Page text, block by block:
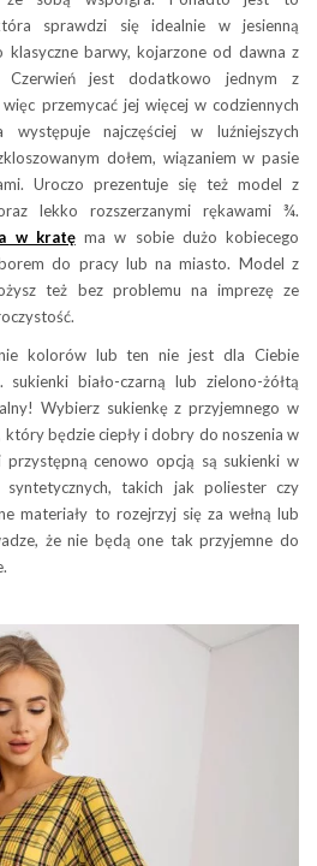
sprawdzi się idealnie w jesienną
klasyczne barwy, kojarzone od dawna z
Czerwień jest dodatkowo jednym z
przemycać jej więcej w codziennych
występuje najczęściej w luźniejszych
dołem, wiązaniem w pasie
Uroczo prezentuje się też model z
lekko rozszerzanymi rękawami ¾.
w kratęma w sobie dużo kobiecego
do pracy lub na miasto. Model z
też bez problemu na imprezę ze
kolorów lub ten nie jest dla Ciebie
biało-czarną lub zielono-żółtą
Wybierz sukienkę z przyjemnego w
będzie ciepły i dobry do noszenia w
przystępną cenowo opcją są sukienki w
takich jak poliester czy
materiały to rozejrzyj się za wełną lub
że nie będą one tak przyjemne do